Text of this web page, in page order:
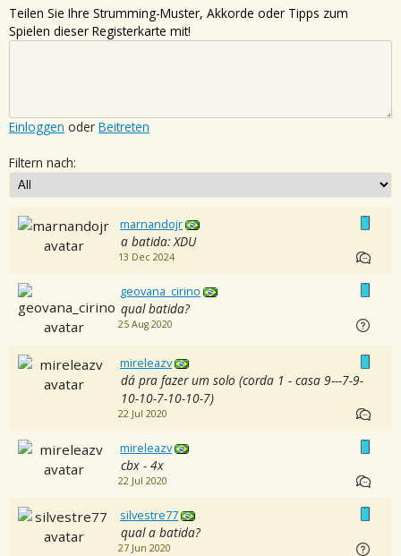
Teilen Sie Ihre Strumming-Muster, Akkorde oder Tipps zum
Spielen dieser Registerkarte mit!
Einloggen oder Beitreten
Filtern nach:
marnandojr
a batida: XDU
13 Dec 2024
geovana_cirino
qual batida?
25 Aug 2020
mireleazv
dá pra fazer um solo (corda 1 - casa 9---7-9-
10-10-7-10-10-7)
22 Jul 2020
mireleazv
cbx - 4x
22 Jul 2020
silvestre77
qual a batida?
27 Jun 2020